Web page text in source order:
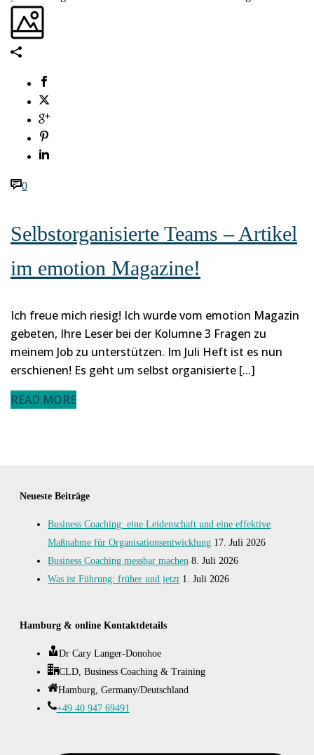
0
Selbstorganisierte Teams – Artikel
im emotion Magazine!
Ich freue mich riesig! Ich wurde vom emotion Magazin
gebeten, Ihre Leser bei der Kolumne 3 Fragen zu
meinem Job zu unterstützen. Im Juli Heft ist es nun
erschienen! Es geht um selbst organisierte [...]
READ MORE
Neueste Beiträge
Business Coaching: eine Leidenschaft und eine effektive
Maßnahme für Organisationsentwicklung 17. Juli 2026
Business Coaching messbar machen 8. Juli 2026
Was ist Führung: früher und jetzt 1. Juli 2026
Hamburg & online Kontaktdetails
Dr Cary Langer-Donohoe
CLD, Business Coaching & Training
Hamburg, Germany/Deutschland
+49 40 947 69491